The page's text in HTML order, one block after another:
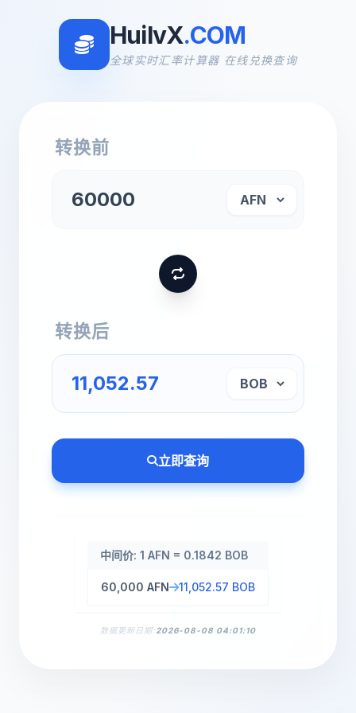
HuilvX.COM
全球实时汇率计算器 在线兑换查询
转换前
转换后
立即查询
中间价: 1 AFN = 0.1842 BOB
60,000 AFN 11,052.57 BOB
数据更新日期:2026-08-08 04:01:10